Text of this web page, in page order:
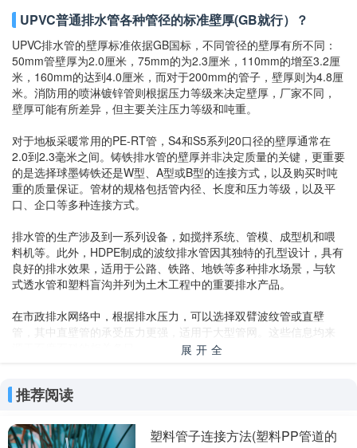
UPVC普通排水管各种管径的标准壁厚(GB就行）？
UPVC排水管的壁厚标准依据GB国标，不同管径的壁厚有所不同：
50mm管壁厚为2.0厘米，75mm的为2.3厘米，110mm的增至3.2厘
米，160mm的达到4.0厘米，而对于200mm的管子，壁厚则为4.8厘
米。消防用的喷淋镀锌管则根据压力等级来决定壁厚，厂家不同，
壁厚可能有所差异，但主要关注压力等级和吨重。
对于地板采暖常用的PE-RT管，S4和S5系列20口径的壁厚通常在
2.0到2.3毫米之间。铸铁排水管的壁厚并非决定质量的关键，更重要
的是选择球墨铸铁还是W型、A型或B型的连接方式，以及购买时吨
重的质量保证。管材的规格包括管内径、长度和压力等级，以及平
口、企口等多种连接方式。
排水管的生产涉及到一系列设备，如搅拌系统、管模、成型机和喂
料机等。此外，HDPE制成的波纹排水管因其独特的孔型设计，具有
良好的排水效果，适用于公路、铁路、地铁等多种排水场景，与软
式透水管和塑料盲沟并列为土木工程中的重要排水产品。
在市政排水网络中，根据排水压力，可以选择双臂波纹管或直壁
管，其中直壁管的承受压力更强，适用于大型管网。这些信息均来
水管型号规格表
DN20（6分管）、DN25（1寸管）、DN32（1寸2管）、
展开全
推荐阅读
塑料管子连接方法(塑料PP管道的